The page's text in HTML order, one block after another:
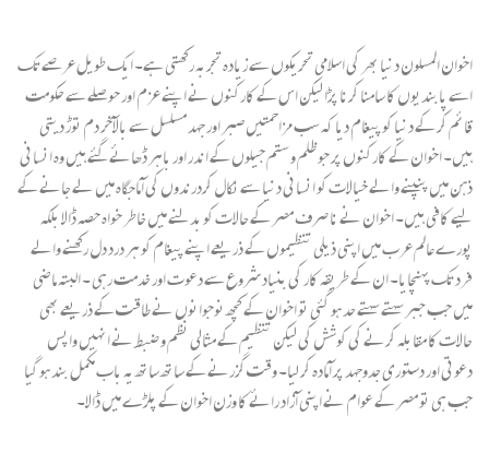
اخوان المسلون دنیا بھر کی اسلامی تحریکوں سے زیادہ تجربہ رکھتی ہے۔ ایک طویل عرصے تک
اسے پابندیوں کا سامنا کرنا پڑا لیکن اس کے کارکنوں نے اپنے عزم اور حوصلے سے حکومت
قائم کر کے دنیا کو پیغام دیا کہ سب مزاحمتیں صبر اور جہد مسلسل سے بالآخر دم توڑ دیتی
ہیں۔ اخوان کے کارکنوں پر جو ظلم و ستم جیلوں کے اندر اور باہر ڈھائے گئے ہیں وہ انسانی
ذہن میں پنپنے والے خیالات کو انسانی دنیا سے نکال کردرندوں کی آماجگاہ میں لے جانے کے
لیے کافی ہیں۔ اخوان نے نا صرف مصر کے حالات کو بدلنے میں خاطر خواہ حصہ ڈالا بلکہ
پورے عالم عرب میں اپنی ذیلی تنظیموں کے ذریعے اپنے پیغام کو ہر درد دل رکھنے والے
فرد تک پہنچایا۔ ان کے طریقہ کار کی بنیاد شروع سے دعوت اور خدمت رہی ۔ البتہ ماضی
میں جب جبر سہتے سہتے حد ہو گئی تو اخوان کے کچھ نوجوانوں نے طاقت کے ذریعے بھی
حالات کا مقابلہ کرنے کی کوشش کی لیکن تنظیم کے مثالی نظم و ضبط نے انہیں واپس
دعوتی اور دستوری جدوجہد پر آمادہ کر لیا۔ وقت گزرنے کے ساتھ ساتھ یہ باب مکمل بند ہو گیا
جب ہی تو مصر کے عوام نے اپنی آزاد رائے کا وزن اخوان کے پلڑے میں ڈالا۔